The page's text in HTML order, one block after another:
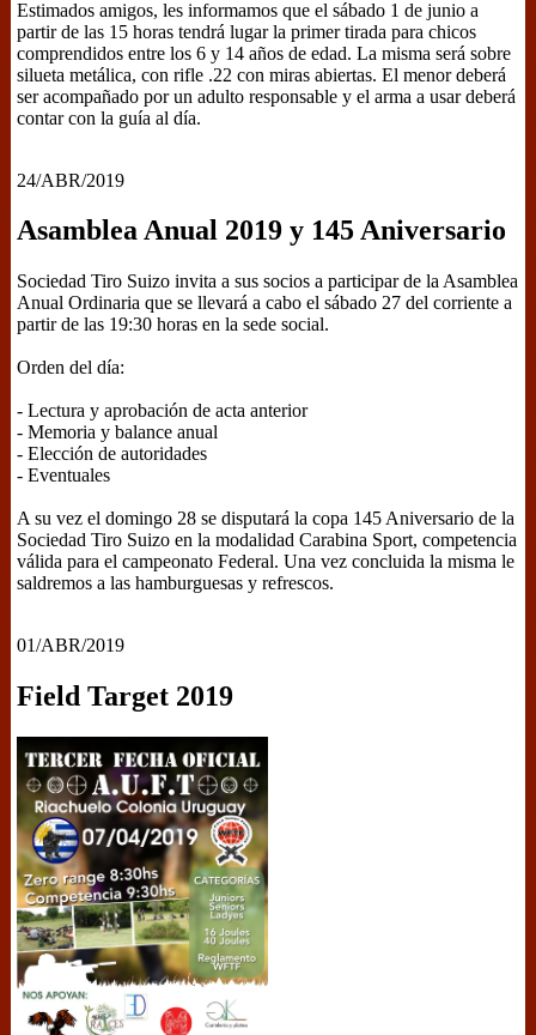
Estimados amigos, les informamos que el sábado 1 de junio a
partir de las 15 horas tendrá lugar la primer tirada para chicos
comprendidos entre los 6 y 14 años de edad. La misma será sobre
silueta metálica, con rifle .22 con miras abiertas. El menor deberá
ser acompañado por un adulto responsable y el arma a usar deberá
contar con la guía al día.
24/ABR/2019
Asamblea Anual 2019 y 145 Aniversario
Sociedad Tiro Suizo invita a sus socios a participar de la Asamblea
Anual Ordinaria que se llevará a cabo el sábado 27 del corriente a
partir de las 19:30 horas en la sede social.
Orden del día:
- Lectura y aprobación de acta anterior
- Memoria y balance anual
- Elección de autoridades
- Eventuales
A su vez el domingo 28 se disputará la copa 145 Aniversario de la
Sociedad Tiro Suizo en la modalidad Carabina Sport, competencia
válida para el campeonato Federal. Una vez concluida la misma le
saldremos a las hamburguesas y refrescos.
01/ABR/2019
Field Target 2019